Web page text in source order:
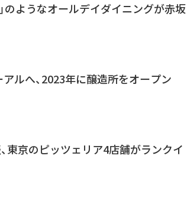
のようなオールデイダイニングが赤坂
ルへ、2023年に醸造所をオープン
東京のピッツェリア4店舗がランクイ